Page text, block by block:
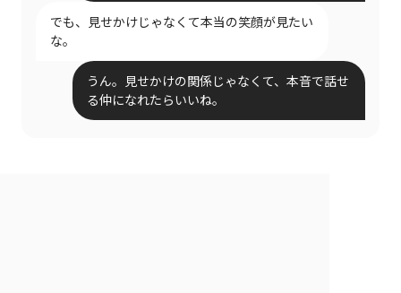
でも、見せかけじゃなくて本当の笑顔が見たい
な。
うん。見せかけの関係じゃなくて、本音で話せ
る仲になれたらいいね。